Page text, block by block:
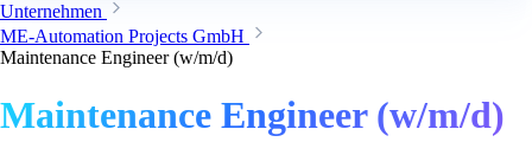
Unternehmen
ME-Automation Projects GmbH
Maintenance Engineer (w/m/d)
Maintenance Engineer (w/m/d)